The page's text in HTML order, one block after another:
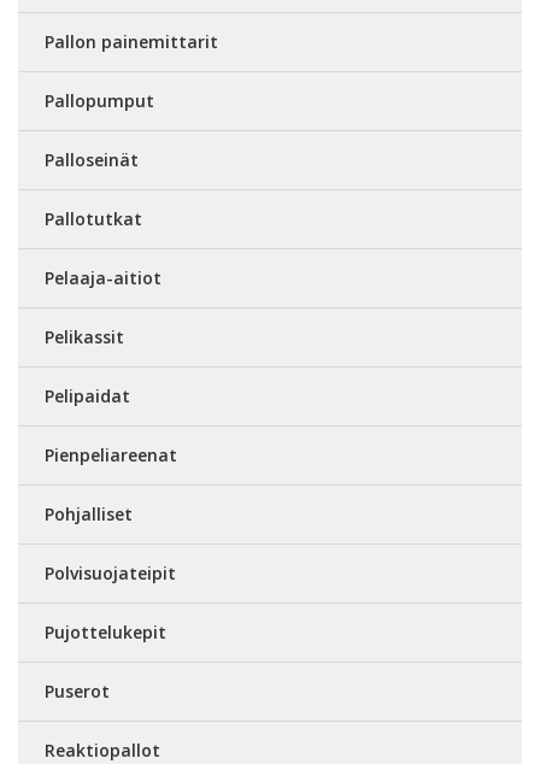
Pallon painemittarit
Pallopumput
Palloseinät
Pallotutkat
Pelaaja-aitiot
Pelikassit
Pelipaidat
Pienpeliareenat
Pohjalliset
Polvisuojateipit
Pujottelukepit
Puserot
Reaktiopallot